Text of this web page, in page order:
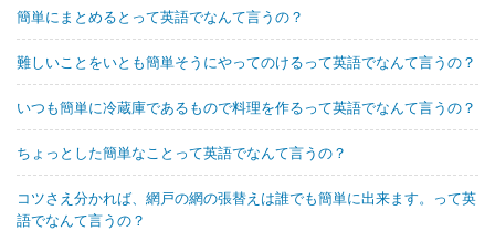
簡単にまとめるとって英語でなんて言うの？
難しいことをいとも簡単そうにやってのけるって英語でなんて言うの？
いつも簡単に冷蔵庫であるもので料理を作るって英語でなんて言うの？
ちょっとした簡単なことって英語でなんて言うの？
コツさえ分かれば、網戸の網の張替えは誰でも簡単に出来ます。って英
語でなんて言うの？